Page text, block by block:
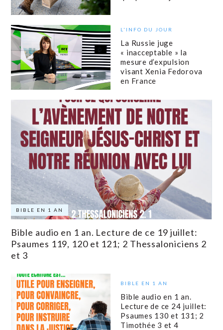
L'INFO DU JOUR
La Russie juge
« inacceptable » la
mesure d’expulsion
visant Xenia Fedorova
en France
BIBLE EN 1 AN
Bible audio en 1 an. Lecture de ce 19 juillet:
Psaumes 119, 120 et 121; 2 Thessaloniciens 2
et 3
BIBLE EN 1 AN
Bible audio en 1 an.
Lecture de ce 24 juillet:
Psaumes 130 et 131; 2
Timothée 3 et 4